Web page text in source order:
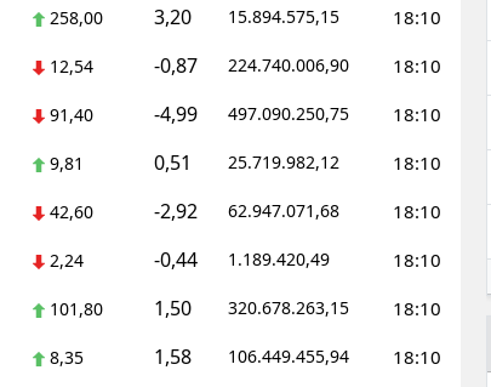
258,00 3,20 15.894.575,15 18:10
12,54 -0,87 224.740.006,90 18:10
91,40 -4,99 497.090.250,75 18:10
9,81 0,51 25.719.982,12 18:10
42,60 -2,92 62.947.071,68 18:10
2,24 -0,44 1.189.420,49 18:10
101,80 1,50 320.678.263,15 18:10
8,35 1,58 106.449.455,94 18:10